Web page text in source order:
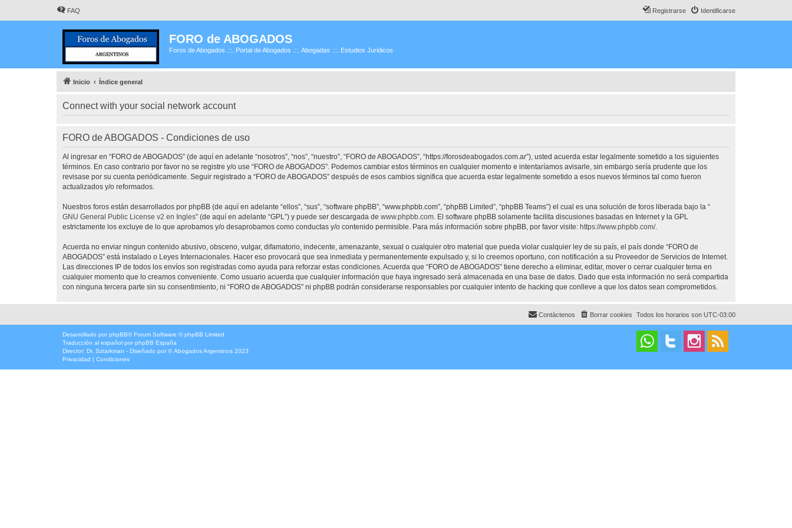
FAQ Identificarse
Registrarse
FORO de ABOGADOS
Foros de Abogados .::. Portal de Abogados .::. Abogadas .::. Estudios Juridicos
Inicio Índice general
Connect with your social network account
FORO de ABOGADOS - Condiciones de uso
Al ingresar en “FORO de ABOGADOS” (de aquí en adelante “nosotros”, “nos”, “nuestro”, “FORO de ABOGADOS”, “https://forosdeabogados.com.ar”), usted acuerda estar legalmente sometido a los siguientes
términos. En caso contrario por favor no se registre y/o use “FORO de ABOGADOS”. Podemos cambiar estos términos en cualquier momento e intentaríamos avisarle, sin embargo sería prudente que los
revisase por su cuenta periódicamente. Seguir registrado a “FORO de ABOGADOS” después de esos cambios significa que acuerda estar legalmente sometido a esos nuevos términos tal como fueron
actualizados y/o reformados.
Nuestros foros están desarrollados por phpBB (de aquí en adelante “ellos”, “sus”, “software phpBB”, “www.phpbb.com”, “phpBB Limited”, “phpBB Teams”) el cual es una solución de foros liberada bajo la “
GNU General Public License v2 en Ingles” (de aquí en adelante “GPL”) y puede ser descargada de www.phpbb.com. El software phpBB solamente facilita discusiones basadas en Internet y la GPL
estrictamente los excluye de lo que aprobamos y/o desaprobamos como conductas y/o contenido permisible. Para más información sobre phpBB, por favor visite: https://www.phpbb.com/.
Acuerda no enviar ningun contenido abusivo, obsceno, vulgar, difamatorio, indecente, amenazante, sexual o cualquier otro material que pueda violar cualquier ley de su país, el país donde “FORO de
ABOGADOS” está instalado o Leyes Internacionales. Hacer eso provocará que sea inmediata y permanentemente expulsado y, si lo creemos oportuno, con notificación a su Proveedor de Servicios de Internet.
Las direcciones IP de todos los envíos son registradas como ayuda para reforzar estas condiciones. Acuerda que “FORO de ABOGADOS” tiene derecho a eliminar, editar, mover o cerrar cualquier tema en
cualquier momento que lo creamos conveniente. Como usuario acuerda que cualquier información que haya ingresado será almacenada en una base de datos. Dado que esta información no será compartida
con ninguna tercera parte sin su consentimiento, ni “FORO de ABOGADOS” ni phpBB podrán considerarse responsables por cualquier intento de hacking que conlleve a que los datos sean comprometidos.
Todos los horarios son UTC-03:00
Borrar cookies
Contáctenos
Desarrollado por phpBB® Forum Software © phpBB Limited
Traducción al español por phpBB España
Director: Dr. Sztarkman - Diseñado por ©Abogados Argentinos 2023
Privacidad | Condiciones